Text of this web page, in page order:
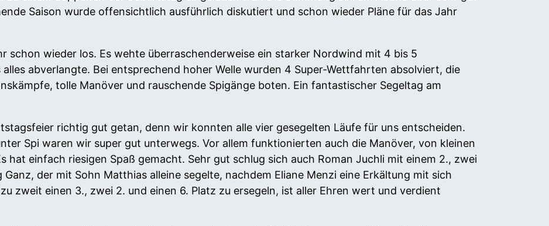
Saison wurde offensichtlich ausführlich diskutiert und schon wieder Pläne für das Jahr
schon wieder los. Es wehte überraschenderweise ein starker Nordwind mit 4 bis 5
abverlangte. Bei entsprechend hoher Welle wurden 4 Super-Wettfahrten absolviert, die
tolle Manöver und rauschende Spigänge boten. Ein fantastischer Segeltag am
richtig gut getan, denn wir konnten alle vier gesegelten Läufe für uns entscheiden.
Spi waren wir super gut unterwegs. Vor allem funktionierten auch die Manöver, von kleinen
hat einfach riesigen Spaß gemacht. Sehr gut schlug sich auch Roman Juchli mit einem 2., zwei
der mit Sohn Matthias alleine segelte, nachdem Eliane Menzi eine Erkältung mit sich
zweit einen 3., zwei 2. und einen 6. Platz zu ersegeln, ist aller Ehren wert und verdient